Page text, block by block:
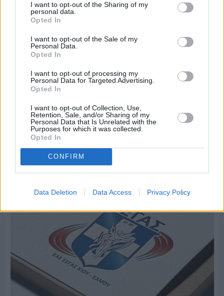
I want to opt-out of the Sharing of my
personal data.
Opted In
I want to opt-out of the Sale of my
Personal Data.
Opted In
I want to opt-out of processing my
Personal Data for Targeted Advertising.
Opted In
I want to opt-out of Collection, Use,
Retention, Sale, and/or Sharing of my
Personal Data that Is Unrelated with the
Purposes for which it was collected.
Opted In
CONFIRM
Data Deletion Data Access Privacy Policy
Πριν 6 ημέρες
Μία μικρή αλλά αναγκαία ανάπαυλα για την
ομάδα του «Πολίτη»